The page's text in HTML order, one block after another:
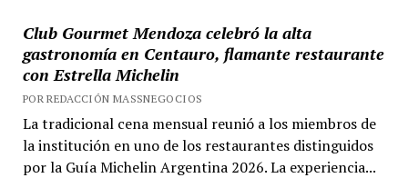
Club Gourmet Mendoza celebró la alta
gastronomía en Centauro, flamante restaurante
con Estrella Michelin
POR REDACCIÓN MASSNEGOCIOS
La tradicional cena mensual reunió a los miembros de
la institución en uno de los restaurantes distinguidos
por la Guía Michelin Argentina 2026. La experiencia...